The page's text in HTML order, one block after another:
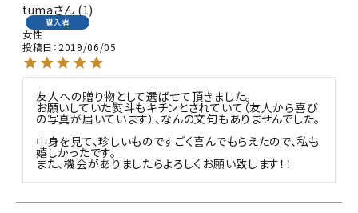
tuma
1
購入者
女性
投稿日 2019/06/05
友人への贈り物として選ばせて頂きました。
お願いしていた熨斗もキチンとされていて（友人から喜び
の写真が届いています）、なんの文句もありませんでした。
中身を見て、珍しいものですごく喜んでもらえたので、私も
嬉しかったです。